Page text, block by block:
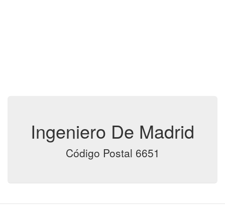
Ingeniero De Madrid
Código Postal 6651